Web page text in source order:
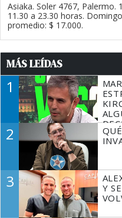
Asiaka. Soler 4767, Palermo.
11.30 a 23.30 horas.
promedio: $ 17.000.
MÁS LEÍDAS
1
2
3
Y